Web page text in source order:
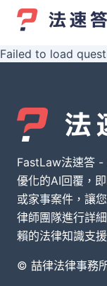
Failed to load
FastLaw法速答 -
優化的AI回覆，
或家事案件，讓
律師團隊進行詳
賴的法律知識支援
© 喆律法律事務